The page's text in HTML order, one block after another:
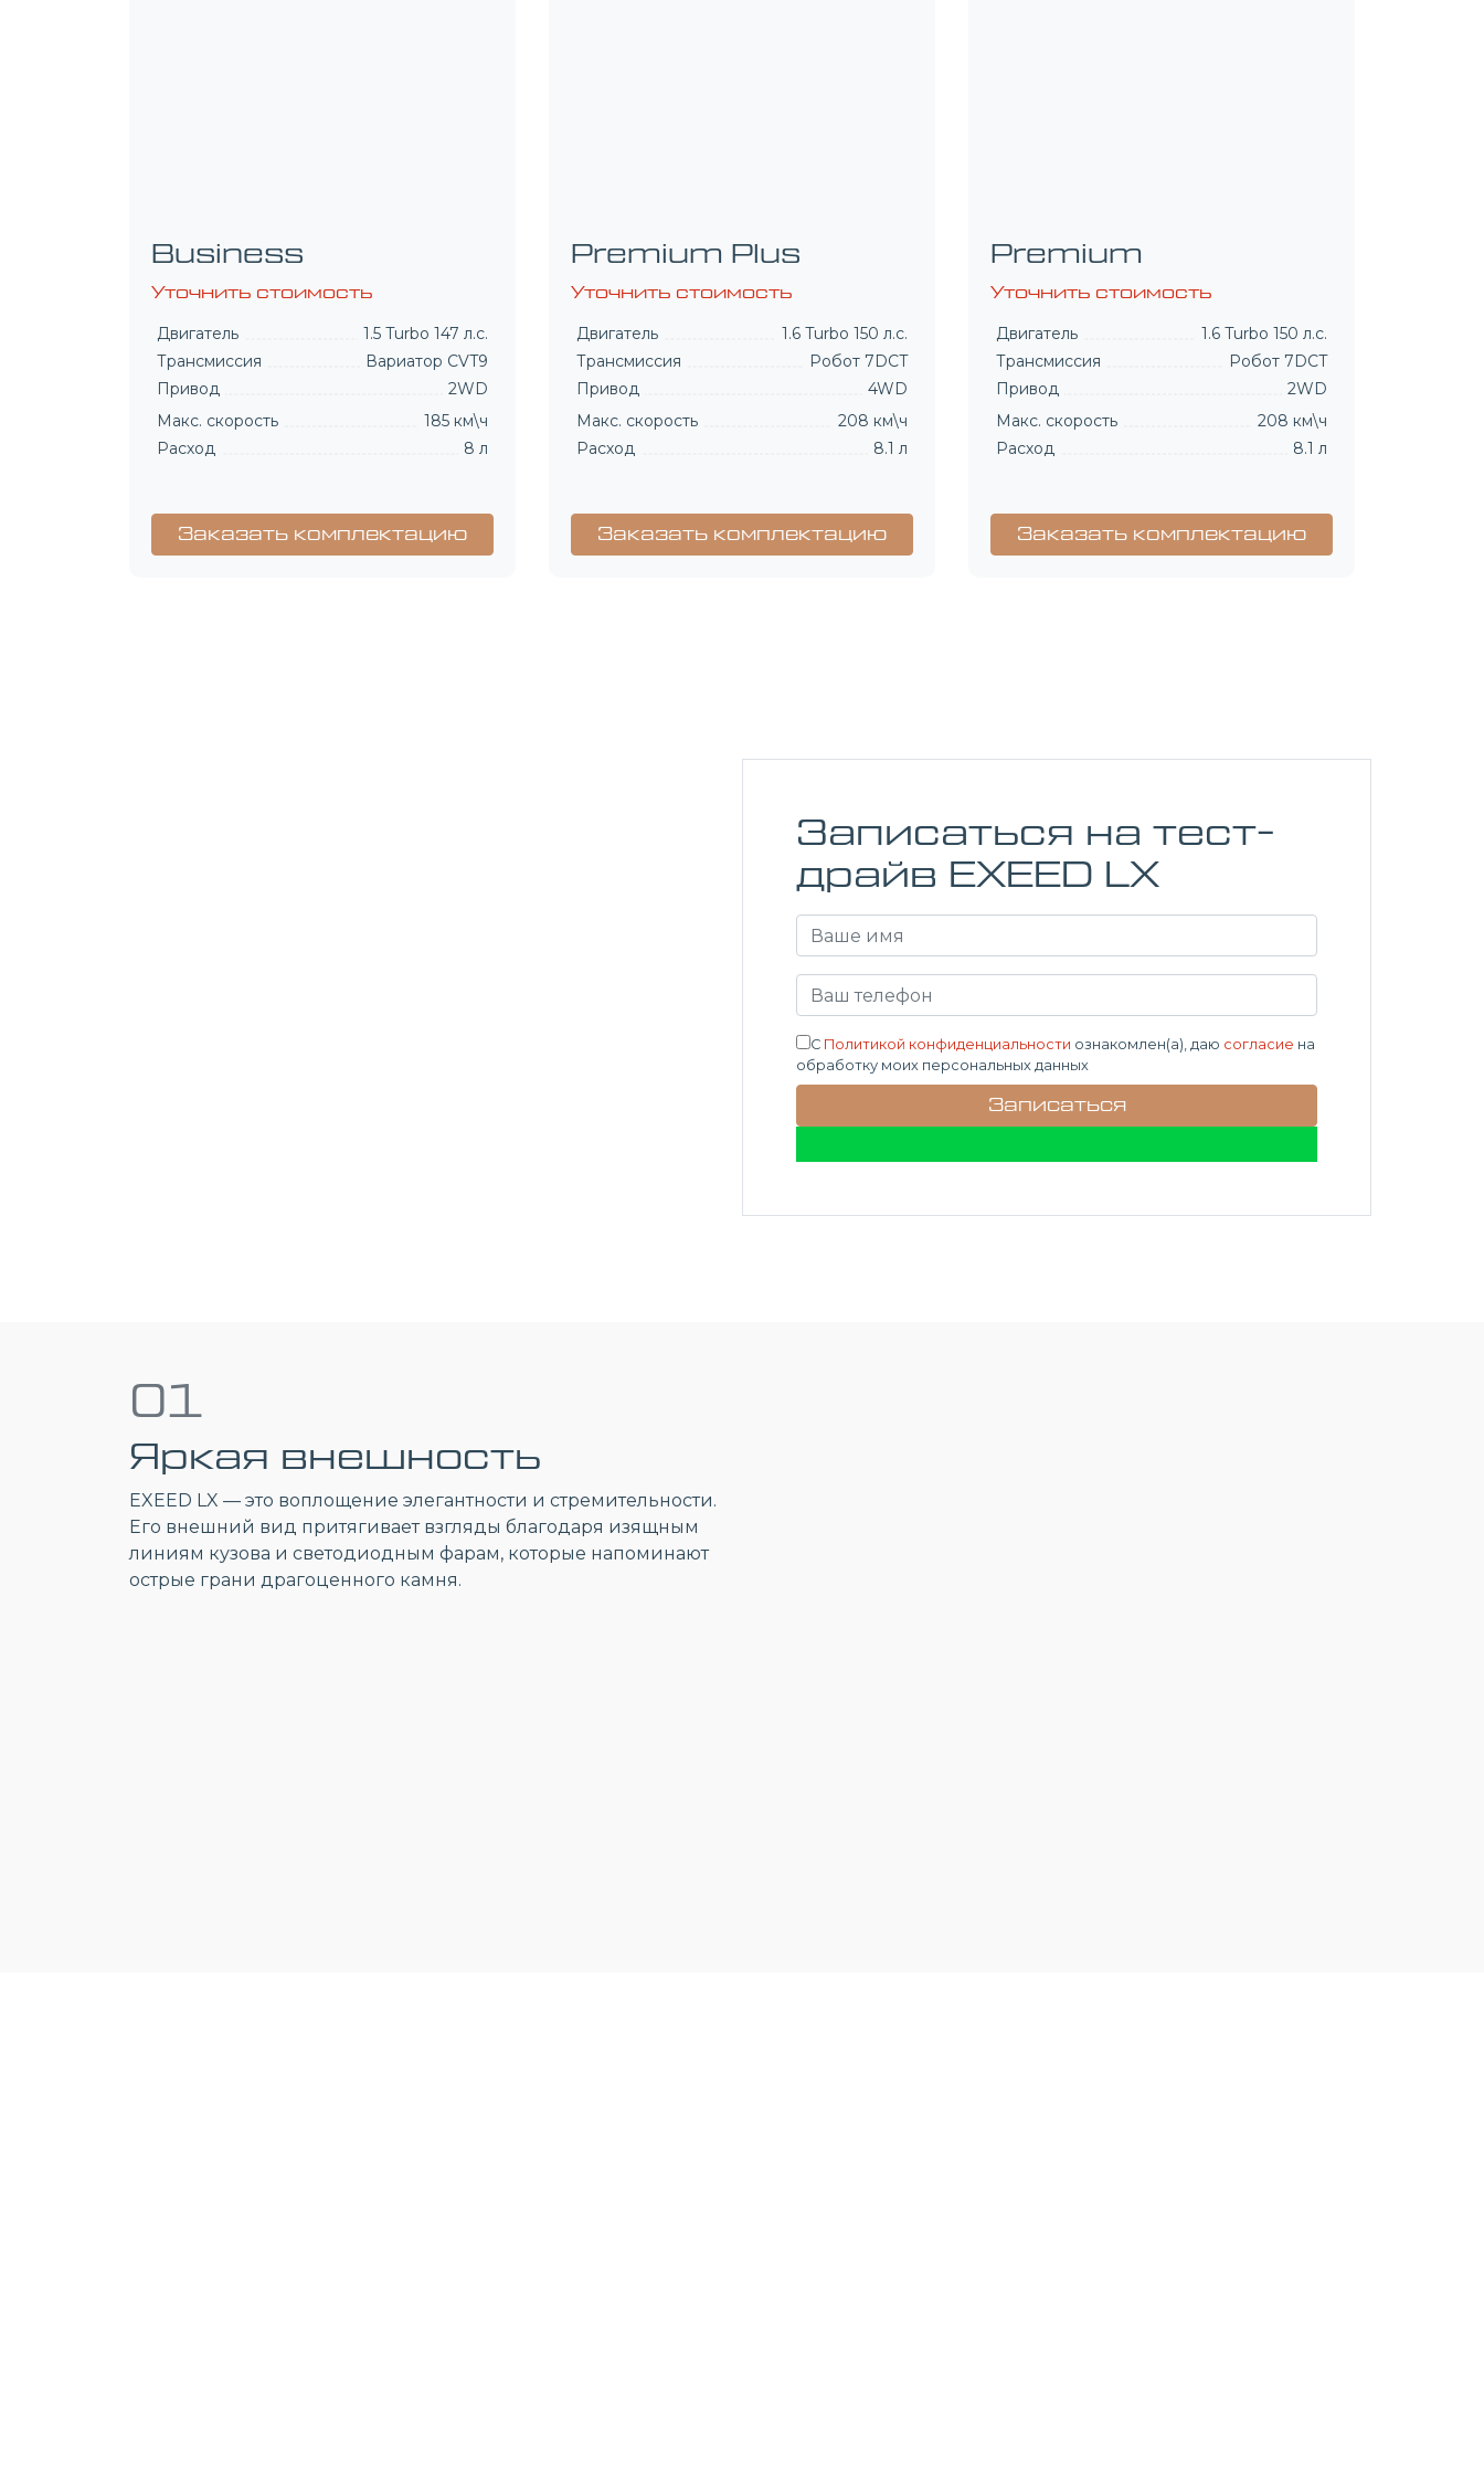
Prestige Plus
Уточнить стоимость
Двигатель
1.5 Turbo 147 л.с.
Трансмиссия
Вариатор CVT9
Привод
2WD
Макс. скорость
185 км\ч
Расход
8 л
Заказать комплектацию
Prestige
Уточнить стоимость
Двигатель
1.6 Turbo 150 л.с.
Трансмиссия
Робот 7DCT
Привод
4WD
Макс. скорость
208 км\ч
Расход
8.1 л
Заказать комплектацию
Записаться на тест-
драйв EXEED LX
С Политикой конфиденциальности ознакомлен(а), даю согласие на
обработку моих персональных данных
01
Яркая внешность
EXEED LX — это воплощение элегантности и стремительности.
Его внешний вид притягивает взгляды благодаря изящным
линиям кузова и светодиодным фарам, которые напоминают
острые грани драгоценного камня.